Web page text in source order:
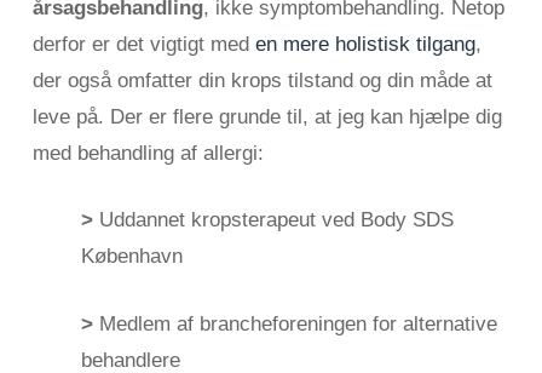
årsagsbehandling, ikke symptombehandling. Netop
derfor er det vigtigt med en mere holistisk tilgang,
der også omfatter din krops tilstand og din måde at
leve på. Der er flere grunde til, at jeg kan hjælpe dig
med behandling af allergi:
>Uddannet kropsterapeut ved Body SDS
København
>Medlem af brancheforeningen for alternative
behandlere